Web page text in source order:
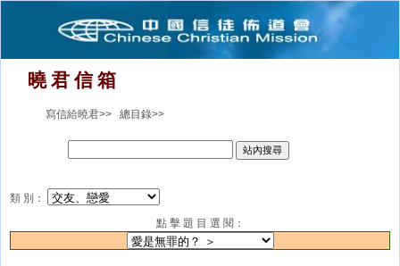
曉 君 信 箱
寫信給曉君>> 總目錄>>
類 別：
點 擊 題 目 選 閱：